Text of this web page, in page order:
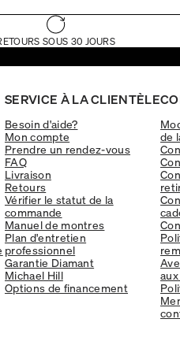
SOUS 30 JOURS
SERVICE À LA CLIENTÈLE
Besoin d'aide?
Mon compte
Prendre un rendez-vous
FAQ
Livraison
Retours
Vérifier le statut de la
commande
Manuel de montres
Plan d'entretien
professionnel
Garantie Diamant
Michael Hill
Options de financement
de